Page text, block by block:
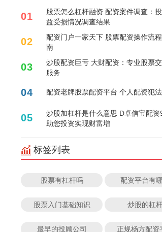
01
股票怎么杠杆融资 配资案件调查：
益受损情况调查结果
02
配资门户一家天下 股票配资操作流
南
03
炒股配资巨亏 大财配资：专业股票
服务
04 配资老牌股票配资平台 个人配资犯
05
炒股加杠杆是什么意思 D卓信宝配资
助您投资实现财富增
标签列表
股票有杠杆吗 配资平台有
股票入门基础知识 炒股的杠
最早的投顾公司 正规杨方配资